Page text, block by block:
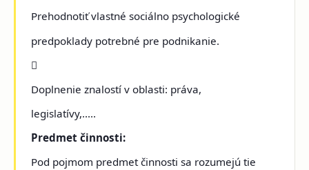
Prehodnotiť vlastné sociálno psychologické
predpoklady potrebné pre podnikanie.

Doplnenie znalostí v oblasti: práva,
legislatívy,.....
Predmet činnosti:
Pod pojmom predmet činnosti sa rozumejú tie